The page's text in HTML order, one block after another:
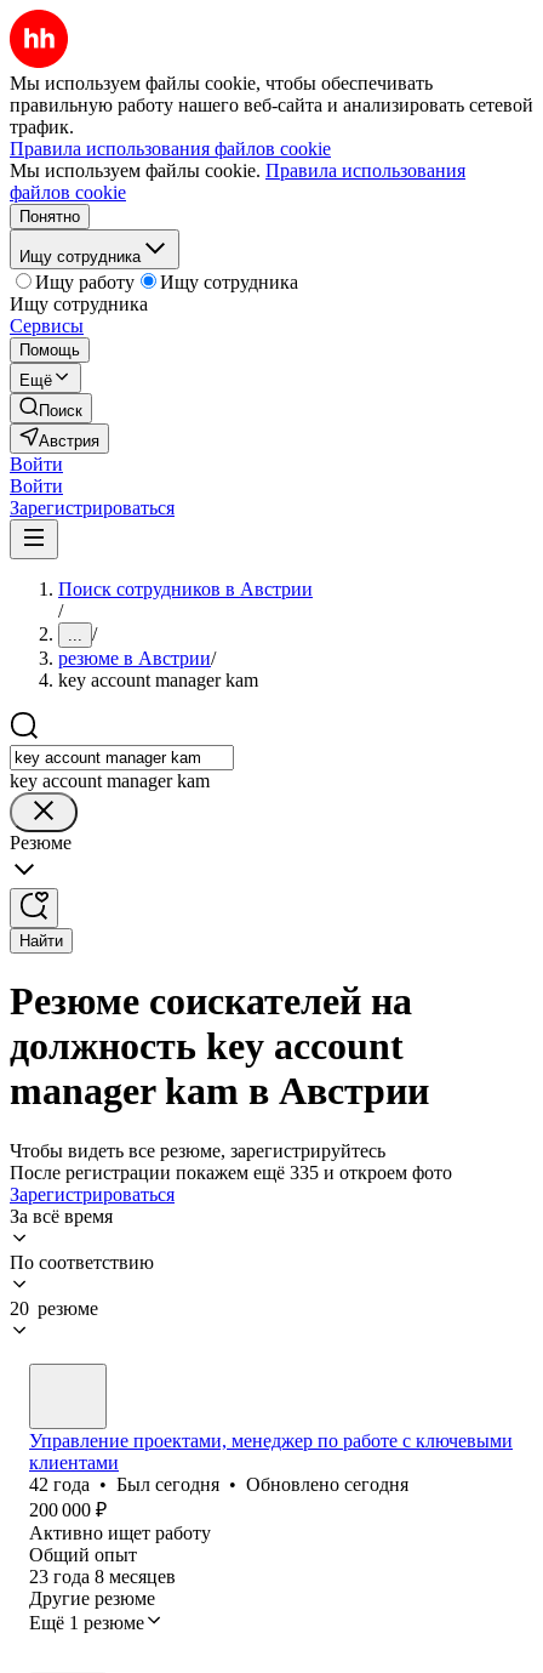
Мы используем файлы cookie, чтобы обеспечивать
правильную работу нашего веб-сайта и анализировать сетевой
трафик.
Правила использования файлов cookie
Мы используем файлы cookie. Правила использования
файлов cookie
Понятно
Ищу сотрудника
Ищу работу
Ищу сотрудника
Ищу сотрудника
Сервисы
Помощь
Ещё
Поиск
Австрия
Войти
Войти
Зарегистрироваться
Поиск сотрудников в Австрии
/
... /
резюме в Австрии/
key account manager kam
key account manager kam
Резюме
Найти
Резюме соискателей на
должность key account
manager kam в Австрии
Чтобы видеть все резюме, зарегистрируйтесь
После регистрации покажем ещё 335 и откроем фото
Зарегистрироваться
За всё время
По соответствию
20 резюме
Управление проектами, менеджер по работе с ключевыми
клиентами
42 года • Был сегодня • Обновлено сегодня
200 000 ₽
Активно ищет работу
Общий опыт
23 года 8 месяцев
Другие резюме
Ещё 1 резюме